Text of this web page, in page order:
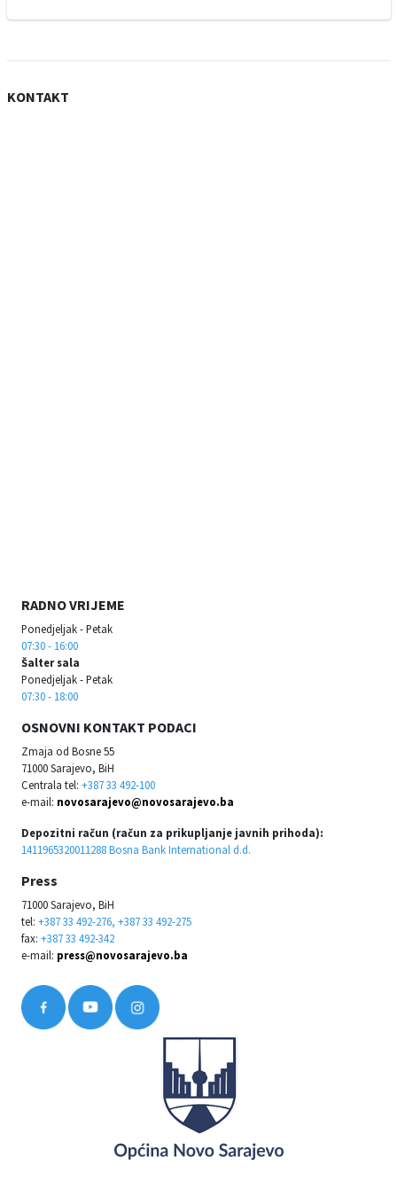
KONTAKT
RADNO VRIJEME
Ponedjeljak - Petak
07:30 - 16:00
Šalter sala
Ponedjeljak - Petak
07:30 - 18:00
OSNOVNI KONTAKT PODACI
Zmaja od Bosne 55
71000 Sarajevo, BiH
Centrala tel: +387 33 492-100
e-mail: novosarajevo@novosarajevo.ba
Depozitni račun (račun za prikupljanje javnih prihoda):
1411965320011288 Bosna Bank International d.d.
Press
71000 Sarajevo, BiH
tel: +387 33 492-276, +387 33 492-275
fax: +387 33 492-342
e-mail: press@novosarajevo.ba